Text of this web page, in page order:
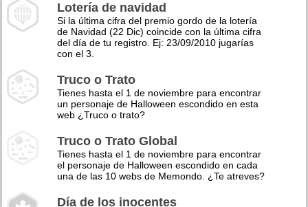
Lotería de navidad
Si la última cifra del premio gordo de la lotería
de Navidad (22 Dic) coincide con la última cifra
del día de tu registro. Ej: 23/09/2010 jugarías
con el 3.
Truco o Trato
Tienes hasta el 1 de noviembre para encontrar
un personaje de Halloween escondido en esta
web ¿Truco o trato?
Truco o Trato Global
Tienes hasta el 1 de noviembre para encontrar
el personaje de Halloween escondido en cada
una de las 10 webs de Memondo. ¿Te atreves?
Día de los inocentes